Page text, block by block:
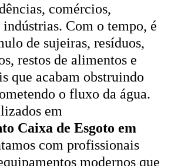
comércios,
Com o tempo, é
de sujeiras, resíduos,
restos de alimentos e
que acabam obstruindo
o fluxo da água.
em
Caixa de Esgoto em
com profissionais
modernos que